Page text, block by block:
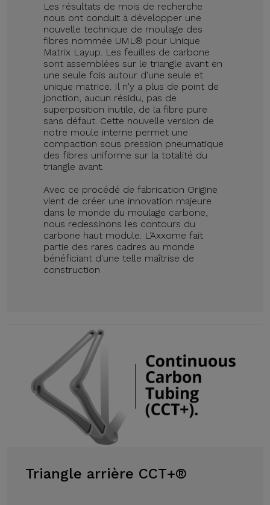
Les résultats de mois de recherche
nous ont conduit à développer une
nouvelle technique de moulage des
fibres nommée UML® pour Unique
Matrix Layup. Les feuilles de carbone
sont assemblées sur le triangle avant en
une seule fois autour d'une seule et
unique matrice. Il n'y a plus de point de
jonction, aucun résidu, pas de
superposition inutile, de la fibre pure
sans défaut. Cette nouvelle version de
notre moule interne permet une
compaction sous pression pneumatique
des fibres uniforme sur la totalité du
triangle avant.
Avec ce procédé de fabrication Origine
vient de créer une innovation majeure
dans le monde du moulage carbone,
nous redessinons les contours du
carbone haut module. L’Axxome fait
partie des rares cadres au monde
bénéficiant d'une telle maîtrise de
construction
Triangle arrière CCT+®